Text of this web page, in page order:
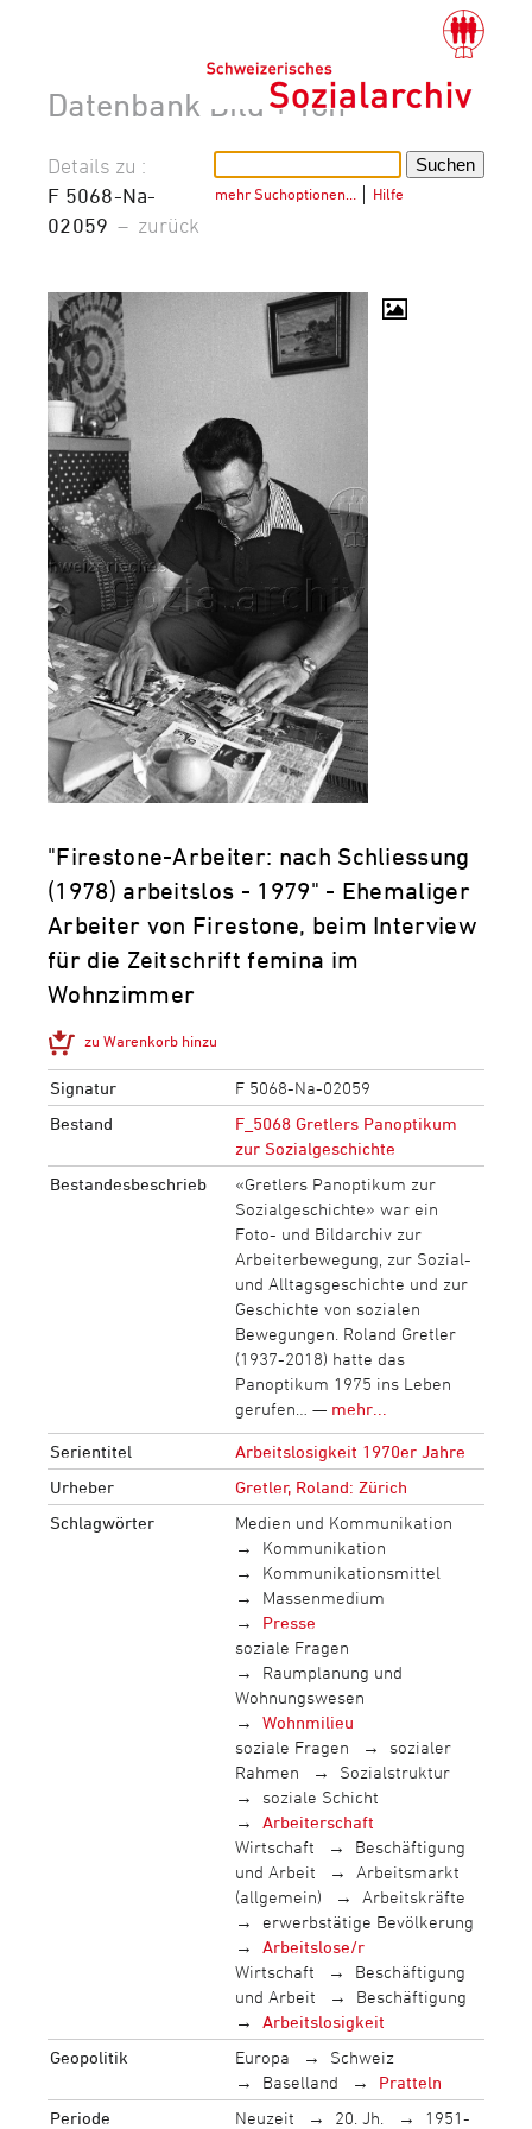
Datenbank Bild + Ton
mehr Suchoptionen… Hilfe
Details zu :
F 5068-Na-
02059 – zurück
"Firestone-Arbeiter: nach Schliessung
(1978) arbeitslos - 1979" - Ehemaliger
Arbeiter von Firestone, beim Interview
für die Zeitschrift femina im
Wohnzimmer
zu Warenkorb hinzu
Signatur
F 5068-Na-02059
Bestand
F_5068 Gretlers Panoptikum
zur Sozialgeschichte
Bestandesbeschrieb
«Gretlers Panoptikum zur
Sozialgeschichte» war ein
Foto- und Bildarchiv zur
Arbeiterbewegung, zur Sozial-
und Alltagsgeschichte und zur
Geschichte von sozialen
Bewegungen. Roland Gretler
(1937-2018) hatte das
Panoptikum 1975 ins Leben
gerufen… — mehr...
Serientitel
Arbeitslosigkeit 1970er Jahre
Urheber
Gretler, Roland: Zürich
Schlagwörter
Medien und Kommunikation
Kommunikation
Kommunikationsmittel
Massenmedium
Presse
soziale Fragen
Raumplanung und
Wohnungswesen
Wohnmilieu
soziale Fragen
sozialer
Rahmen
Sozialstruktur
soziale Schicht
Arbeiterschaft
Wirtschaft
Beschäftigung
und Arbeit
Arbeitsmarkt
(allgemein)
Arbeitskräfte
erwerbstätige Bevölkerung
Arbeitslose/r
Wirtschaft
Beschäftigung
und Arbeit
Beschäftigung
Arbeitslosigkeit
Geopolitik
Europa
Schweiz
Baselland
Pratteln
Periode
Neuzeit 20. Jh. 1951-